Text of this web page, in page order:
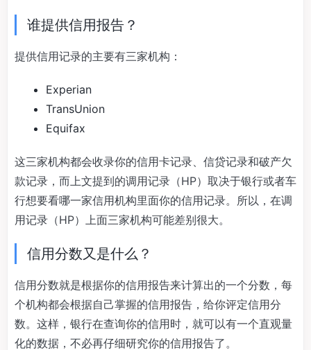
谁提供信用报告？
提供信用记录的主要有三家机构：
Experian
TransUnion
Equifax
这三家机构都会收录你的信用卡记录、信贷记录和破产欠
款记录，而上文提到的调用记录（HP）取决于银行或者车
行想要看哪一家信用机构里面你的信用记录。所以，在调
用记录（HP）上面三家机构可能差别很大。
信用分数又是什么？
信用分数就是根据你的信用报告来计算出的一个分数，每
个机构都会根据自己掌握的信用报告，给你评定信用分
数。这样，银行在查询你的信用时，就可以有一个直观量
化的数据，不必再仔细研究你的信用报告了。